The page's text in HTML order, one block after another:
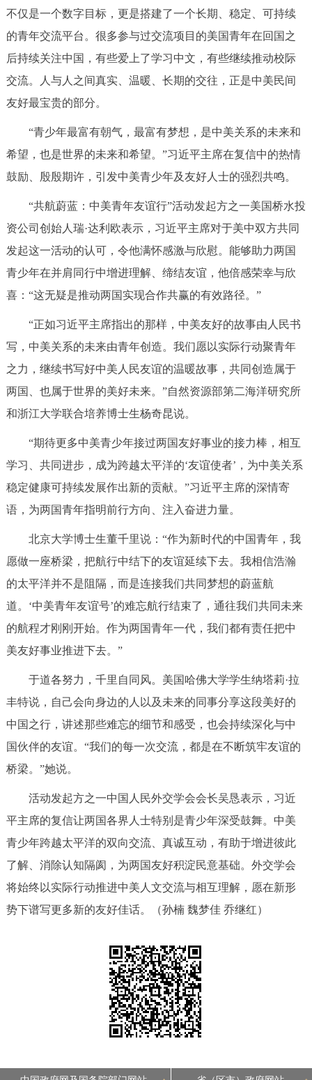
不仅是一个数字目标，更是搭建了一个长期、稳定、可持续
的青年交流平台。很多参与过交流项目的美国青年在回国之
后持续关注中国，有些爱上了学习中文，有些继续推动校际
交流。人与人之间真实、温暖、长期的交往，正是中美民间
友好最宝贵的部分。
“青少年最富有朝气，最富有梦想，是中美关系的未来和
希望，也是世界的未来和希望。”习近平主席在复信中的热情
鼓励、殷殷期许，引发中美青少年及友好人士的强烈共鸣。
“共航蔚蓝：中美青年友谊行”活动发起方之一美国桥水投
资公司创始人瑞·达利欧表示，习近平主席对于美中双方共同
发起这一活动的认可，令他满怀感激与欣慰。能够助力两国
青少年在并肩同行中增进理解、缔结友谊，他倍感荣幸与欣
喜：“这无疑是推动两国实现合作共赢的有效路径。”
“正如习近平主席指出的那样，中美友好的故事由人民书
写，中美关系的未来由青年创造。我们愿以实际行动聚青年
之力，继续书写好中美人民友谊的温暖故事，共同创造属于
两国、也属于世界的美好未来。”自然资源部第二海洋研究所
和浙江大学联合培养博士生杨奇昆说。
“期待更多中美青少年接过两国友好事业的接力棒，相互
学习、共同进步，成为跨越太平洋的‘友谊使者’，为中美关系
稳定健康可持续发展作出新的贡献。”习近平主席的深情寄
语，为两国青年指明前行方向、注入奋进力量。
北京大学博士生董千里说：“作为新时代的中国青年，我
愿做一座桥梁，把航行中结下的友谊延续下去。我相信浩瀚
的太平洋并不是阻隔，而是连接我们共同梦想的蔚蓝航
道。‘中美青年友谊号’的难忘航行结束了，通往我们共同未来
的航程才刚刚开始。作为两国青年一代，我们都有责任把中
美友好事业推进下去。”
于道各努力，千里自同风。美国哈佛大学学生纳塔莉·拉
丰特说，自己会向身边的人以及未来的同事分享这段美好的
中国之行，讲述那些难忘的细节和感受，也会持续深化与中
国伙伴的友谊。“我们的每一次交流，都是在不断筑牢友谊的
桥梁。”她说。
活动发起方之一中国人民外交学会会长吴恳表示，习近
平主席的复信让两国各界人士特别是青少年深受鼓舞。中美
青少年跨越太平洋的双向交流、真诚互动，有助于增进彼此
了解、消除认知隔阂，为两国友好积淀民意基础。外交学会
将始终以实际行动推进中美人文交流与相互理解，愿在新形
势下谱写更多新的友好佳话。（孙楠 魏梦佳 乔继红）